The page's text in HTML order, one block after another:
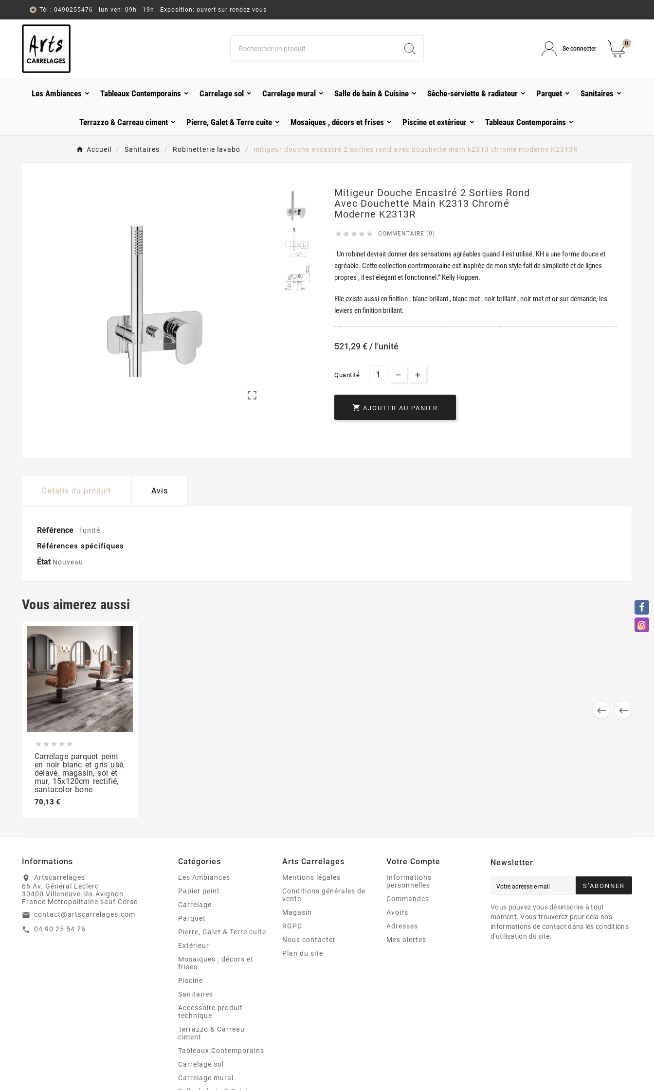
 Tél : 0490255476 - lun ven: 09h - 19h - Exposition: ouvert sur rendez-vous
Se connecter
0
Les Ambiances Tableaux Contemporains Carrelage sol Carrelage mural Salle de bain & Cuisine Sèche-serviette & radiateur Parquet Sanitaires
Terrazzo & Carreau ciment Pierre, Galet & Terre cuite Mosaiques , décors et frises Piscine et extérieur Tableaux Contemporains
Accueil Sanitaires Robinetterie lavabo mitigeur douche encastré 2 sorties rond avec douchette main k2313 chromé moderne K2313R

Mitigeur Douche Encastré 2 Sorties Rond
Avec Douchette Main K2313 Chromé
Moderne K2313R
     COMMENTAIRE (0)
"Un robinet devrait donner des sensations agréables quand il est utilisé. KH a une forme douce et
agréable. Cette collection contemporaine est inspirée de mon style fait de simplicité et de lignes
propres , il est élégant et fonctionnel." Kelly Hoppen.
Elle existe aussi en finition : blanc brillant , blanc mat , noir brillant , noir mat et or sur demande, les
leviers en finition brillant.
521,29 € / l'unité
Quantité
 AJOUTER AU PANIER
Détails du produit Avis
Référence l'unité
Références spécifiques
État Nouveau
Vous aimerez aussi
 
    
Carrelage parquet peint
en noir blanc et gris usé,
délavé, magasin, sol et
mur, 15x120cm rectifié,
santacolor bone
70,13 €
Informations
location_on
Artscarrelages
66 Av. Général Leclerc
30400 Villeneuve-lès-Avignon
France Metropolitaine sauf Corse
email contact@artscarrelages.com
call 04 90 25 54 76
Catégories
Les Ambiances
Papier peint
Carrelage
Parquet
Pierre, Galet & Terre cuite
Extérieur
Mosaiques , décors et
frises
Piscine
Sanitaires
Accessoire produit
technique
Terrazzo & Carreau
ciment
Tableaux Contemporains
Carrelage sol
Carrelage mural
Arts Carrelages
Mentions légales
Conditions générales de
vente
Magasin
RGPD
Nous contacter
Plan du site
Votre Compte
Informations
personnelles
Commandes
Avoirs
Adresses
Mes alertes
Newsletter
S’ABONNER
Vous pouvez vous désinscrire à tout
moment. Vous trouverez pour cela nos
informations de contact dans les conditions
d'utilisation du site.